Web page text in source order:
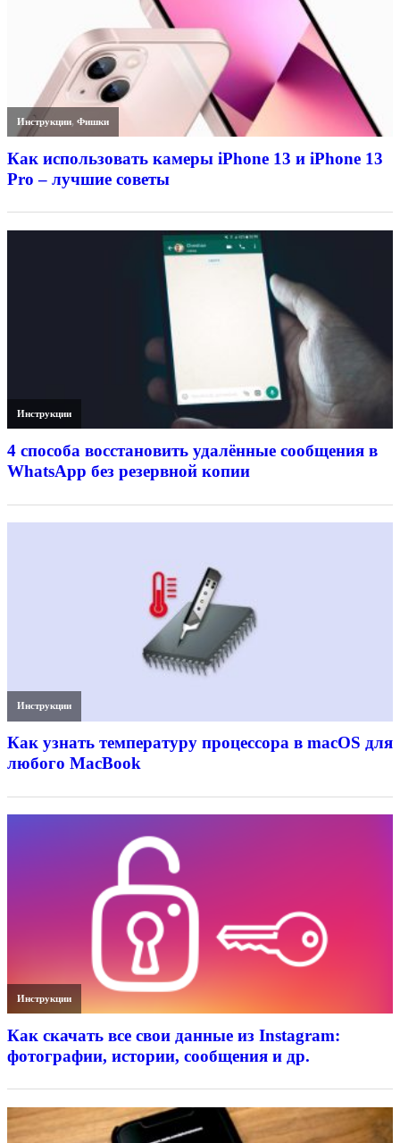
Инструкции,Фишки
Как использовать камеры iPhone 13 и iPhone 13
Pro – лучшие советы
Инструкции
4 способа восстановить удалённые сообщения в
WhatsApp без резервной копии
Инструкции
Как узнать температуру процессора в macOS для
любого MacBook
Инструкции
Как скачать все свои данные из Instagram:
фотографии, истории, сообщения и др.